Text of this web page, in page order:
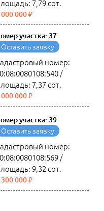
7,79 сот.
000 000 ₽
участка: 37
Оставить заявку
номер:
/
7,37 сот.
000 000 ₽
участка: 39
Оставить заявку
номер:
/
9,32 сот.
300 000 ₽